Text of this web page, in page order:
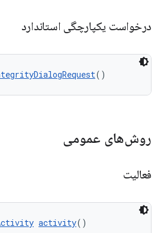
درخواست یکپارچگی استاندارد
()
روش‌های عمومی
فعالیت
activity()